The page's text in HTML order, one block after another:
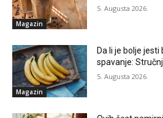
Magazin
5. Augusta 2026.
Magazin
Da li je bolje
spavanje:
5. Augusta 2026.